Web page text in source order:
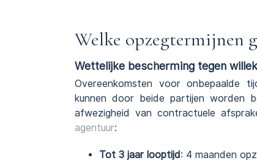
Welke opzegtermijnen
Wettelijke bescherming tegen
Overeenkomsten voor onbepaalde
kunnen door beide partijen worden
afwezigheid van contractuele
agentuur:
Tot 3 jaar looptijd : 4 maanden